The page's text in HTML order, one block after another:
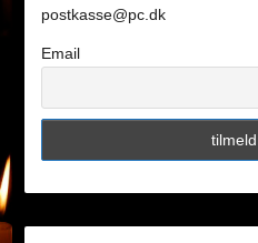
postkasse@pc.dk
Email